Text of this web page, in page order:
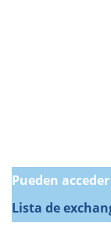
Pueden
Lista de